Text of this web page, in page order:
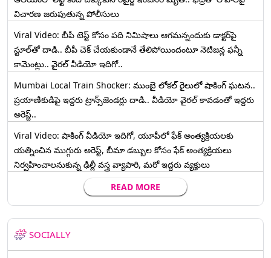
విచారణ జరుపుతున్న పోలీసులు
Viral Video: బీపీ టెస్ట్‌ కోసం పది నిమిషాలు ఆగమన్నందుకు డాక్టర్‌పై
స్టూల్‌తో దాడి.. బీపీ చెక్ చేయకుండానే తేలిపోయిందంటూ నెటిజన్ల ఫన్నీ
కామెంట్లు.. వైరల్ వీడియో ఇదిగో..
Mumbai Local Train Shocker: ముంబై లోకల్ రైలులో షాకింగ్ ఘటన..
ప్రయాణికుడిపై ఇద్దరు ట్రాన్స్‌జెండర్లు దాడి.. వీడియో వైరల్ కావడంతో ఇద్దరు
అరెస్ట్..
Viral Video: షాకింగ్ వీడియో ఇదిగో, యూపీలో ఫేక్ అంత్యక్రియలకు
యత్నించిన ముగ్గురు అరెస్ట్, బీమా డబ్బుల కోసం ఫేక్ అంత్యక్రియలు
నిర్వహించాలనుకున్న ఢిల్లీ వస్త్ర వ్యాపారి, మరో ఇద్దరు వ్యక్తులు
READ MORE
SOCIALLY